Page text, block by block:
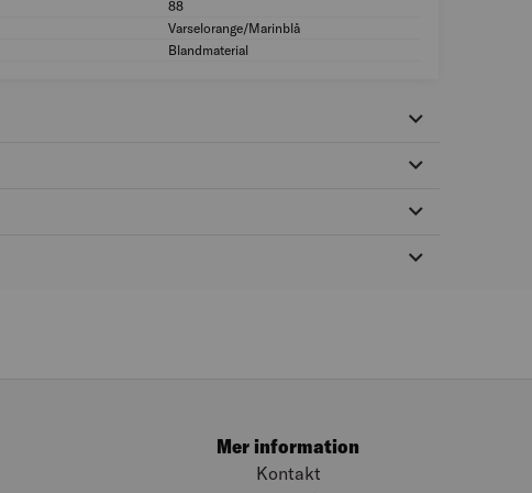
88
Varselorange/Marinblå
Blandmaterial
Mer information
Kontakt